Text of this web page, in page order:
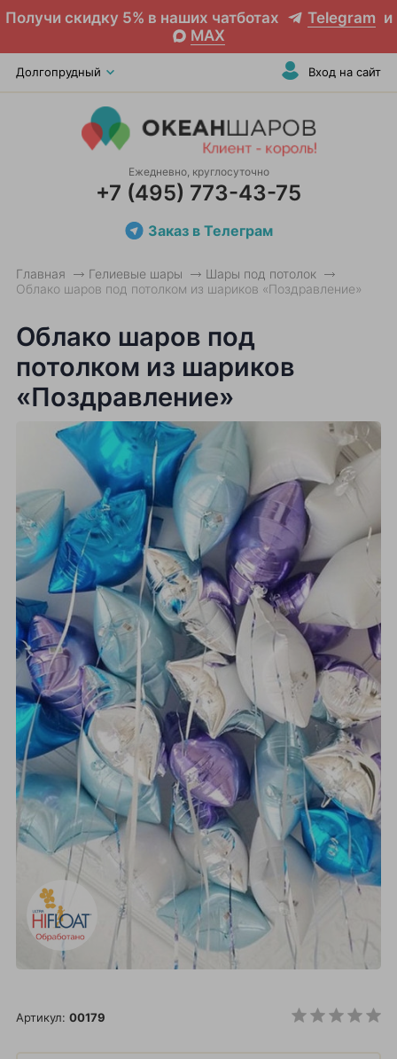
Получи скидку 5% в наших чатботах Telegram и
MAX
Долгопрудный Вход на сайт
Ежедневно, круглосуточно
+7 (495) 773-43-75
Заказ в Телеграм
Главная Гелиевые шары
Шары под потолок
Облако шаров под потолком из шариков «Поздравление»
Облако шаров под
потолком из шариков
«Поздравление»
Артикул: 00179